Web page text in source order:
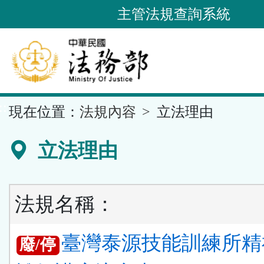
到
要
內
容
區
主管法規查詢系統
現在位置： 法規內容 立法理由
立法理由
法規名稱：
廢/停 臺灣泰源技能訓練所